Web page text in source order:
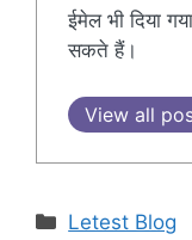
ईमेल भी दिया
सकते हैं।
View all
Categories
Letest Blog